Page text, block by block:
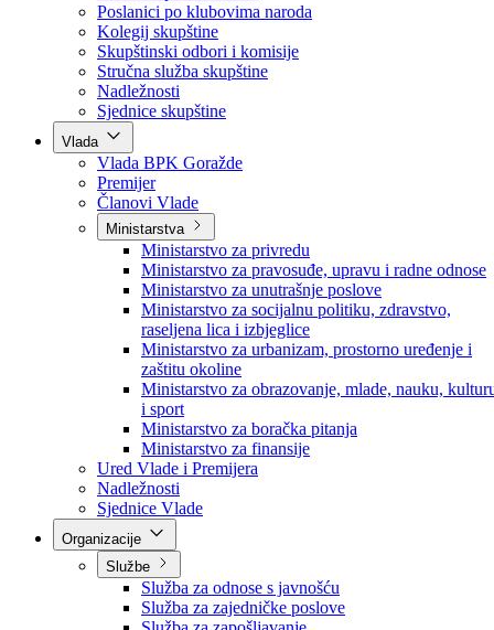
Skupština BPK Goražde
Rukovodstvo
Poslanici po strankama
Poslanici po klubovima naroda
Kolegij skupštine
Skupštinski odbori i komisije
Stručna služba skupštine
Nadležnosti
Sjednice skupštine
Vlada
Vlada BPK Goražde
Premijer
Članovi Vlade
Ministarstva
Ministarstvo za privredu
Ministarstvo za pravosuđe, upravu i radne odnose
Ministarstvo za unutrašnje poslove
Ministarstvo za socijalnu politiku, zdravstvo,
raseljena lica i izbjeglice
Ministarstvo za urbanizam, prostorno uređenje i
zaštitu okoline
Ministarstvo za obrazovanje, mlade, nauku,
i sport
Ministarstvo za boračka pitanja
Ministarstvo za finansije
Ured Vlade i Premijera
Nadležnosti
Sjednice Vlade
Službe